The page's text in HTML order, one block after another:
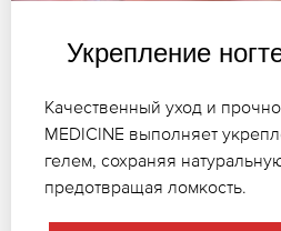
Укрепление
Качественный уход и
MEDICINE выполняет
гелем, сохраняя
предотвращая ломкость.